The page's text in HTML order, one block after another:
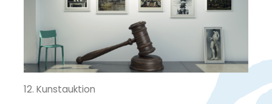
12. Kunstauktion